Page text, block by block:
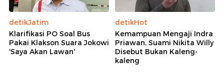
detikJatim
Klarifikasi PO Soal Bus
Pakai Klakson Suara Jokowi
'Saya Akan Lawan'
detikHot
Kemampuan Mengaji Indra
Priawan, Suami Nikita Willy
Disebut Bukan Kaleng-
kaleng